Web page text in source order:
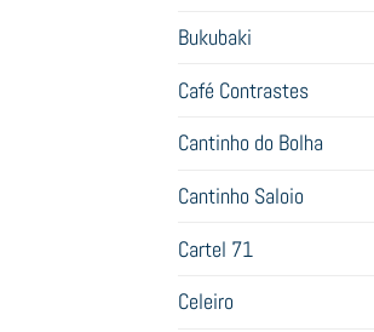
Bukubaki
Café Contrastes
Cantinho do Bolha
Cantinho Saloio
Cartel 71
Celeiro